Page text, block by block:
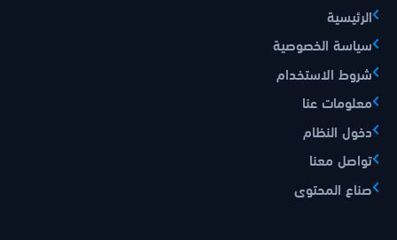
الرئيسية
سياسة الخصوصية
شروط الاستخدام
معلومات عنا
دخول النظام
تواصل معنا
صناع المحتوى